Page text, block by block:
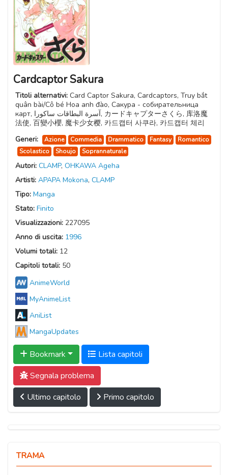
Cardcaptor Sakura
Titoli alternativi: Card Captor Sakura, Cardcaptors, Truy bắt
quân bài/Cô bé Hoa anh đào, Сакура - собирательница
карт, آسرة البطاقات ساكورا, カードキャプターさくら, 库洛魔
法使, 百變小櫻, 魔卡少女樱, 카드캡터 사쿠라, 카드캡터 체리
Generi:
Azione Commedia Drammatico Fantasy
Romantico
Scolastico
Shoujo Soprannaturale
Autori: CLAMP, OHKAWA Ageha
Artisti: APAPA Mokona, CLAMP
Tipo: Manga
Stato: Finito
Visualizzazioni: 227095
Anno di uscita: 1996
Volumi totali: 12
Capitoli totali: 50
AnimeWorld
MyAnimeList
AniList
MangaUpdates
Bookmark
Lista capitoli
Segnala problema
Ultimo capitolo
Primo capitolo
TRAMA